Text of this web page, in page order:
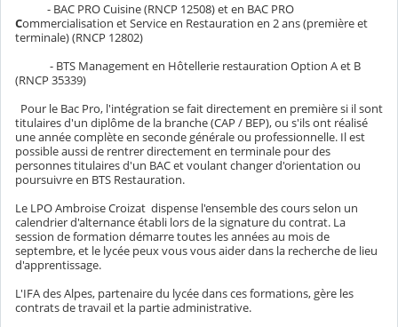
- BAC PRO Cuisine (RNCP 12508) et en BAC PRO
Commercialisation et Service en Restauration en 2 ans (première et
terminale) (RNCP 12802)
- BTS Management en Hôtellerie restauration Option A et B
(RNCP 35339)
Pour le Bac Pro, l'intégration se fait directement en première si il sont
titulaires d'un diplôme de la branche (CAP / BEP), ou s'ils ont réalisé
une année complète en seconde générale ou professionnelle. Il est
possible aussi de rentrer directement en terminale pour des
personnes titulaires d'un BAC et voulant changer d'orientation ou
poursuivre en BTS Restauration.
Le LPO Ambroise Croizat dispense l'ensemble des cours selon un
calendrier d'alternance établi lors de la signature du contrat. La
session de formation démarre toutes les années au mois de
septembre, et le lycée peux vous vous aider dans la recherche de lieu
d'apprentissage.
L'IFA des Alpes, partenaire du lycée dans ces formations, gère les
contrats de travail et la partie administrative.